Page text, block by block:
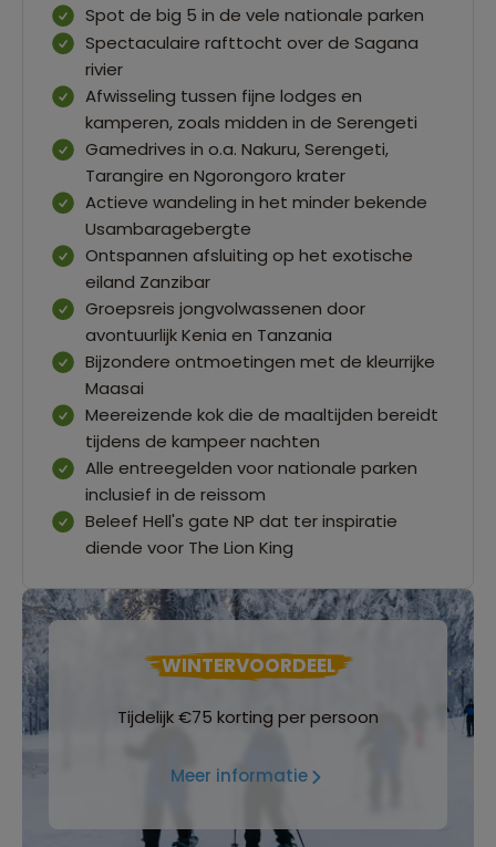
Spot de big 5 in de vele nationale parken
Spectaculaire rafttocht over de Sagana
rivier
Afwisseling tussen fijne lodges en
kamperen, zoals midden in de Serengeti
Gamedrives in o.a. Nakuru, Serengeti,
Tarangire en Ngorongoro krater
Actieve wandeling in het minder bekende
Usambaragebergte
Ontspannen afsluiting op het exotische
eiland Zanzibar
Groepsreis jongvolwassenen door
avontuurlijk Kenia en Tanzania
Bijzondere ontmoetingen met de kleurrijke
Maasai
Meereizende kok die de maaltijden bereidt
tijdens de kampeer nachten
Alle entreegelden voor nationale parken
inclusief in de reissom
Beleef Hell's gate NP dat ter inspiratie
diende voor The Lion King
WINTERVOORDEEL
Tijdelijk €75 korting per persoon
Meer informatie